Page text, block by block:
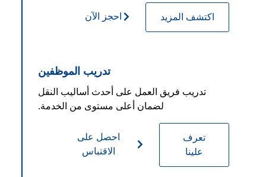
اكتشف المزيد احجز الآن
تدريب الموظفين
تدريب فريق العمل على أحدث أساليب النقل
لضمان أعلى مستوى من الخدمة.
تعرف
علينا
احصل على
الاقتباس